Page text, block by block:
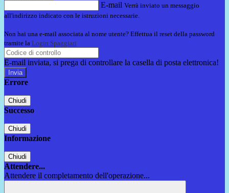
E-mail Verrà inviato un messaggio
all'indirizzo indicato con le istruzioni necessarie.
Non hai una e-mail associata al nome utente? Effettua il reset della password
tramite la Login Spaggiari
E-mail inviata, si prega di controllare la casella di posta elettronica!
Errore
Chiudi
Successo
Chiudi
Informazione
Chiudi
Attendere...
Attendere il completamento dell'operazione...